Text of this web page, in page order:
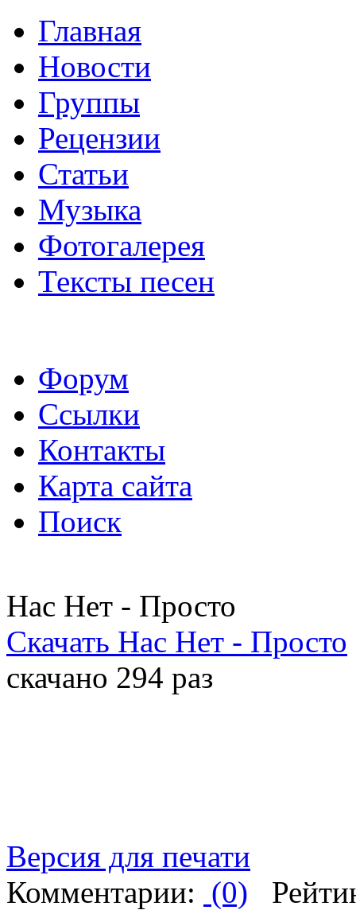
Главная
Новости
Группы
Рецензии
Статьи
Музыка
Фотогалерея
Тексты песен
Форум
Ссылки
Контакты
Карта сайта
Поиск
Нас Нет - Просто
Скачать Нас Нет - Просто
скачано 294 раз
Версия для печати
Комментарии: (0)